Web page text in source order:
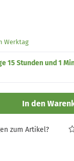
Werktag
15 Stunden und 1
In den
zum Artikel?